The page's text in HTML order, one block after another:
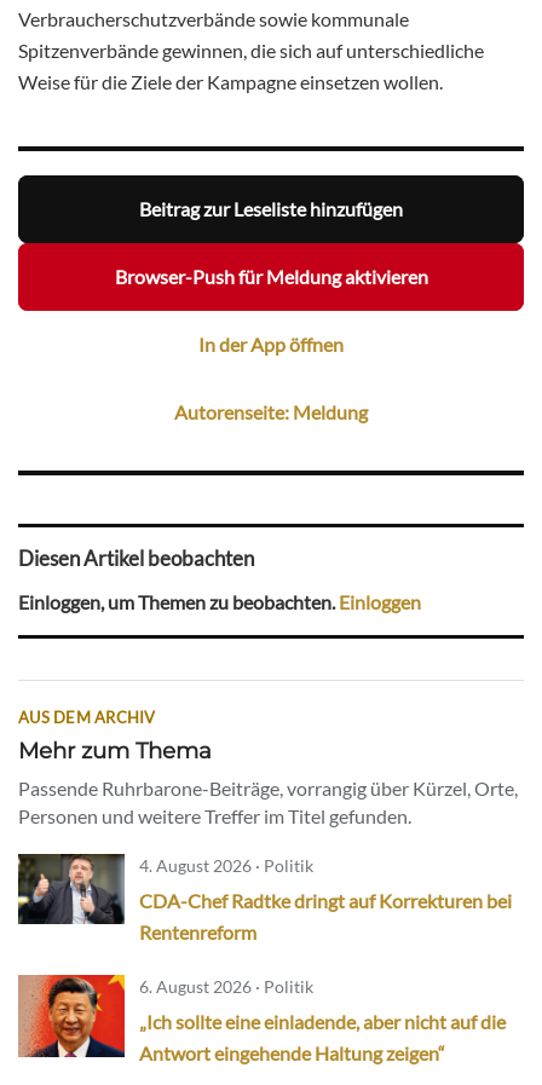
Verbraucherschutzverbände sowie kommunale
Spitzenverbände gewinnen, die sich auf unterschiedliche
Weise für die Ziele der Kampagne einsetzen wollen.
Beitrag zur Leseliste hinzufügen
Browser-Push für Meldung aktivieren
In der App öffnen
Autorenseite: Meldung
Diesen Artikel beobachten
Einloggen, um Themen zu beobachten.Einloggen
AUS DEM ARCHIV
Mehr zum Thema
Passende Ruhrbarone-Beiträge, vorrangig über Kürzel, Orte,
Personen und weitere Treffer im Titel gefunden.
4. August 2026 · Politik
CDA-Chef Radtke dringt auf Korrekturen bei
Rentenreform
6. August 2026 · Politik
„Ich sollte eine einladende, aber nicht auf die
Antwort eingehende Haltung zeigen“